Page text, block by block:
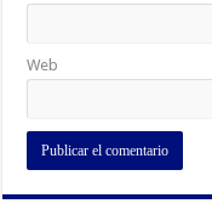
Web